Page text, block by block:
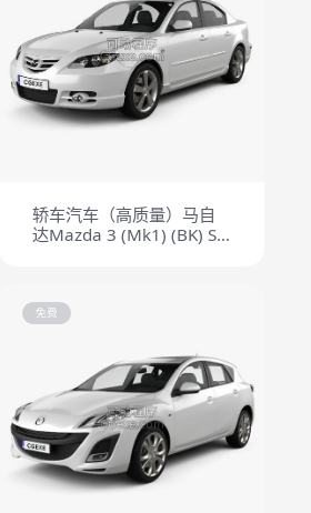
轿车汽车（高质量）马自
达Mazda 3 (Mk1) (BK) S
免费